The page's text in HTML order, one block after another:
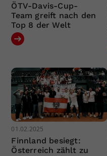
ÖTV-Davis-Cup-
Team greift nach den
Top 8 der Welt
01.02.2025
Finnland besiegt:
Österreich zählt zu